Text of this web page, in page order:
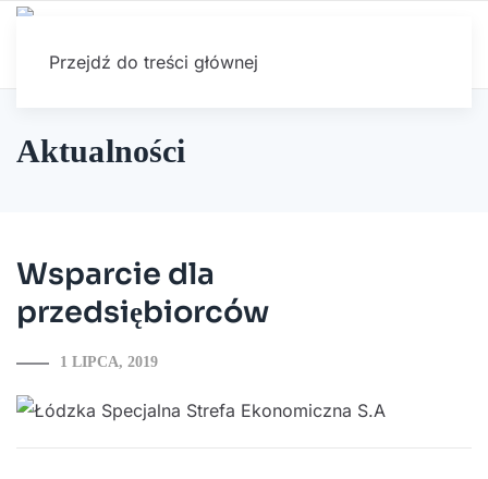
Przejdź do treści głównej
Aktualności
Wsparcie dla
przedsiębiorców
1 LIPCA, 2019